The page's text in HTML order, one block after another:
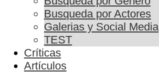
Busqueda por Actores
Galerias y Social Media
TEST
Críticas
Artículos